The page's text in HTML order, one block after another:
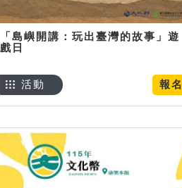
「島嶼開講：玩出臺灣的故事」遊
戲日
報名
活動